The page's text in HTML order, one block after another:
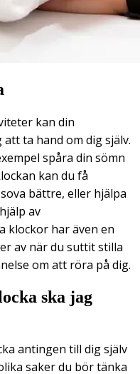
kan din
ta hand om dig själv.
spåra din sömn
kan du få
bättre, eller hjälpa
av
klockor har även en
av när du suttit stilla
om att röra på dig.
ska jag
antingen till dig själv
saker du bör tänka